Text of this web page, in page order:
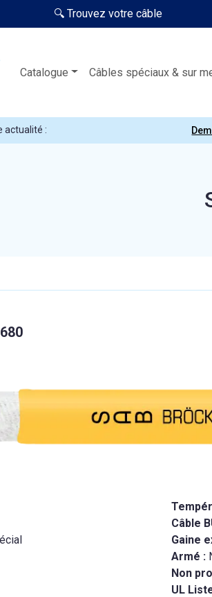
🔍 Trouvez votre câble
Catalogue Câbles spéciaux & sur
actualité :
Câble
Gaine
Armé :
Non
UL